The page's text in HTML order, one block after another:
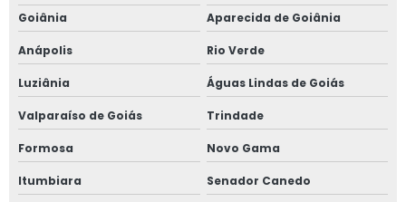
Goiânia
Aparecida de Goiânia
Anápolis Rio Verde
Luziânia Águas Lindas de Goiás
Valparaíso de Goiás Trindade
Formosa Novo Gama
Itumbiara Senador Canedo